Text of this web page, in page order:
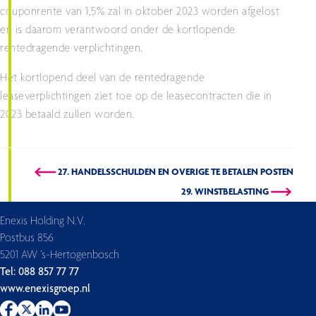
couponrente van 1,5% zal in oktober 2023 worden afgelost
en is daarom verantwoord onder de kortlopende
rentedragende verplichtingen.
Het kortlopend deel van de rentedragende
leaseverplichtingen ziet toe op de leasecontracten die in
2023 betaald zullen worden.
29. WINSTBELASTING
27. HANDELSSCHULDEN EN OVERIGE TE BETALEN POSTEN
Enexis Holding N.V.
Postbus 856
5201 AW ’s-Hertogenbosch
Tel: 088 857 77 77
www.enexisgroep.nl